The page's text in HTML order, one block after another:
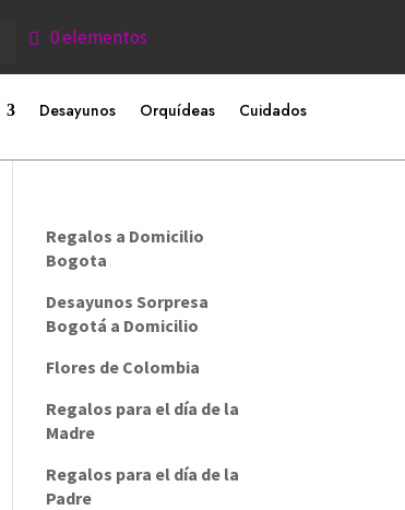
0 elementos
Desayunos Orquídeas Cuidados
Regalos a Domicilio
Bogota
Desayunos Sorpresa
Bogotá a Domicilio
Flores de Colombia
Regalos para el día de la
Madre
Regalos para el día de la
Padre